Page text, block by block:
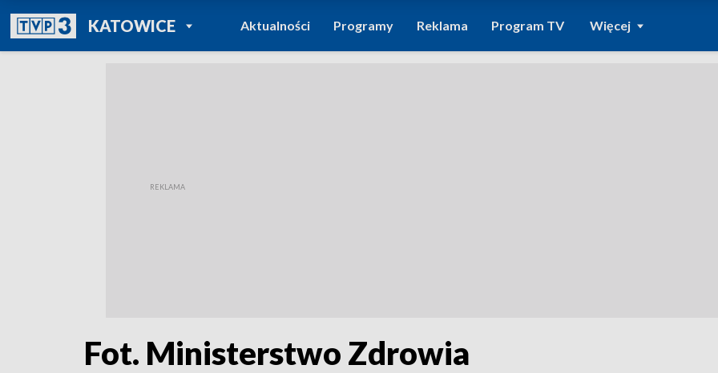
KATOWICEPOWRÓT DO
TVP REGIONY
Aktualności Programy Reklama Program TV Więcej
Fot. Ministerstwo Zdrowia